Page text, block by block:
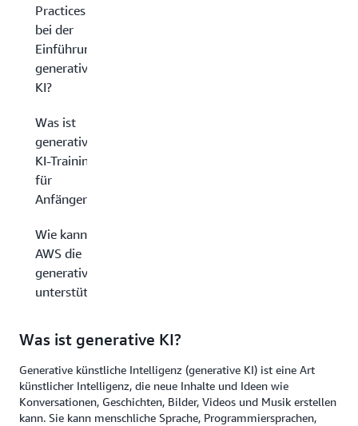
Practices
bei der
Einführung
generativer
KI?
Was ist
generatives
KI-Training
für
Anfänger?
Wie kann
AWS die
generative KI
unterstützen?
Was ist generative KI?
Generative künstliche Intelligenz (generative KI) ist eine Art
künstlicher Intelligenz, die neue Inhalte und Ideen wie
Konversationen, Geschichten, Bilder, Videos und Musik erstellen
kann. Sie kann menschliche Sprache, Programmiersprachen,